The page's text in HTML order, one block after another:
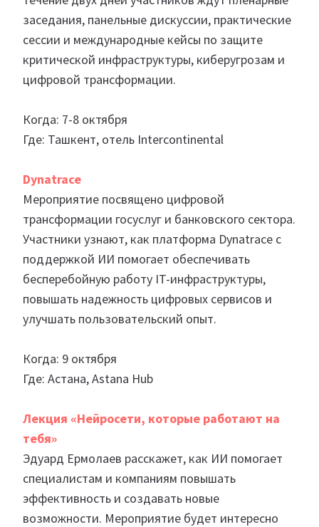
заседания, панельные дискуссии, практические
сессии и международные кейсы по защите
критической инфраструктуры, киберугрозам и
цифровой трансформации.
Когда: 7-8 октября
Где: Ташкент, отель Intercontinental
Dynatrace
Мероприятие посвящено цифровой
трансформации госуслуг и банковского сектора.
Участники узнают, как платформа Dynatrace с
поддержкой ИИ помогает обеспечивать
бесперебойную работу IT-инфраструктуры,
повышать надежность цифровых сервисов и
улучшать пользовательский опыт.
Когда: 9 октября
Где: Астана, Astana Hub
Лекция «Нейросети, которые работают на
тебя»
Эдуард Ермолаев расскажет, как ИИ помогает
специалистам и компаниям повышать
эффективность и создавать новые
возможности. Мероприятие будет интересно